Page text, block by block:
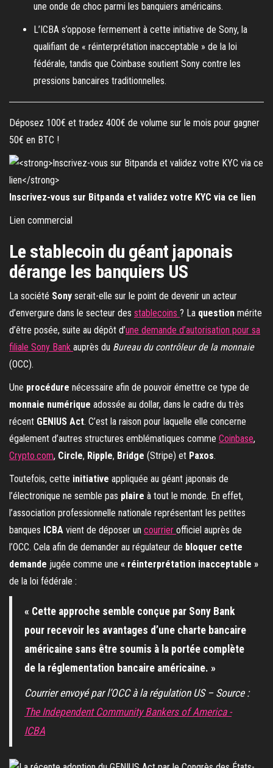
une onde de choc parmi les banquiers américains.
L’ICBA s’oppose fermement à cette initiative de Sony, la
qualifiant de « réinterprétation inacceptable » de la loi
fédérale, tandis que Coinbase soutient Sony contre les
pressions bancaires traditionnelles.
Déposez 100€ et tradez 400€ de volume sur le mois pour gagner
50€ en BTC !
Inscrivez-vous sur Bitpanda et validez votre KYC via ce lien
Lien commercial
Le stablecoin du géant japonais
dérange les banquiers US
La société Sony serait-elle sur le point de devenir un acteur
d’envergure dans le secteur des stablecoins ? La question mérite
d’être posée, suite au dépôt d’une demande d’autorisation pour sa
filiale Sony Bank auprès du Bureau du contrôleur de la monnaie
(OCC).
Une procédure nécessaire afin de pouvoir émettre ce type de
monnaie numérique adossée au dollar, dans le cadre du très
récent GENIUS Act. C’est la raison pour laquelle elle concerne
également d’autres structures emblématiques comme Coinbase,
Crypto.com, Circle, Ripple, Bridge (Stripe) et Paxos.
Toutefois, cette initiative appliquée au géant japonais de
l’électronique ne semble pas plaire à tout le monde. En effet,
l’association professionnelle nationale représentant les petites
banques ICBA vient de déposer un courrier officiel auprès de
l’OCC. Cela afin de demander au régulateur de bloquer cette
demande jugée comme une « réinterprétation inacceptable »
de la loi fédérale :
« Cette approche semble conçue par Sony Bank
pour recevoir les avantages d’une charte bancaire
américaine sans être soumis à la portée complète
de la réglementation bancaire américaine. »
Courrier envoyé par l’OCC à la régulation US – Source :
The Independent Community Bankers of America -
ICBA